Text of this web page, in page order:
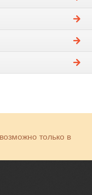
только в